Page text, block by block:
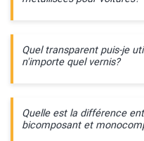
Quel transparent puis-je
n'importe quel vernis?
Quelle est la différence
bicomposant et